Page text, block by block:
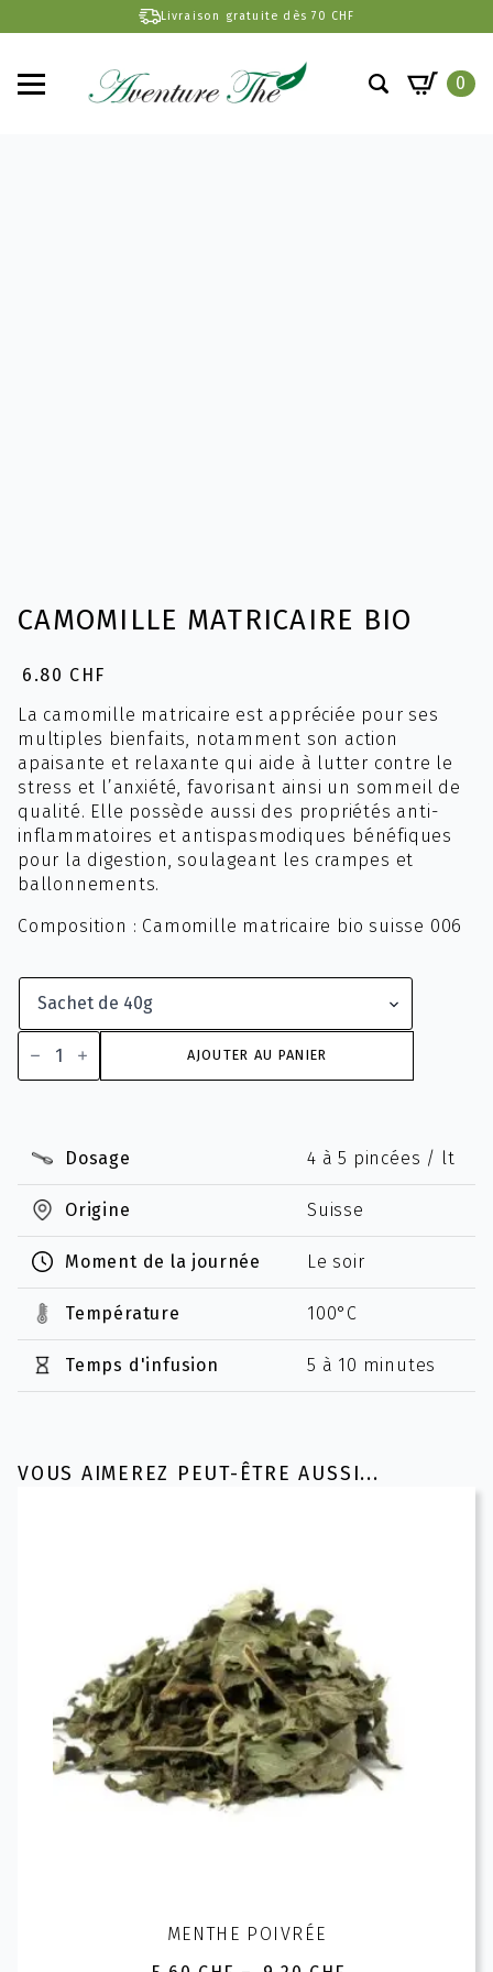
Livraison gratuite dès 70 CHF
0
CAMOMILLE MATRICAIRE BIO
6.80 CHF
La camomille matricaire est appréciée pour ses
multiples bienfaits, notamment son action
apaisante et relaxante qui aide à lutter contre le
stress et l’anxiété, favorisant ainsi un sommeil de
qualité. Elle possède aussi des propriétés anti-
inflammatoires et antispasmodiques bénéfiques
pour la digestion, soulageant les crampes et
ballonnements.
Composition : Camomille matricaire bio suisse 006
quantité
de
Camomille
AJOUTER AU PANIER
Dosage 4 à 5 pincées / lt
Origine Suisse
Moment de la journée Le soir
Température 100°C
Temps d'infusion 5 à 10 minutes
VOUS AIMEREZ PEUT-ÊTRE AUSSI...
MENTHE POIVRÉE